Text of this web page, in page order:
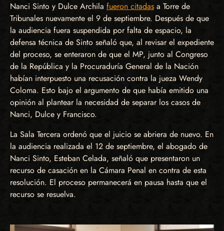
Nanci Sinto y Dulce Archila fueron citadas a Torre de
Tribunales nuevamente el 9 de septiembre. Después de que
la audiencia fuera suspendida por falta de espacio, la
defensa técnica de Sinto señaló que, al revisar el expediente
del proceso, se enteraron de que el MP, junto al Congreso
de la República y la Procuraduría General de la Nación
habían interpuesto una recusación contra la jueza Wendy
Coloma. Esto bajo el argumento de que había emitido una
opinión al plantear la necesidad de separar los casos de
Nanci, Dulce y Francisco.
La Sala Tercera ordenó que el juicio se abriera de nuevo. En
la audiencia realizada el 12 de septiembre, el abogado de
Nanci Sinto, Esteban Celada, señaló que presentaron un
recurso de casación en la Cámara Penal en contra de esta
resolución. El proceso permanecerá en pausa hasta que el
recurso se resuelva.